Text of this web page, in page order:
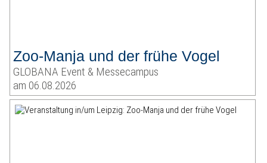
Zoo-Manja und der frühe Vogel
GLOBANA Event & Messecampus
am 06.08.2026